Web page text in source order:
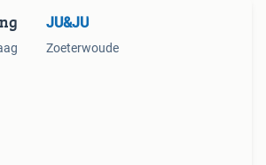
JU&JU
Zoeterwoude